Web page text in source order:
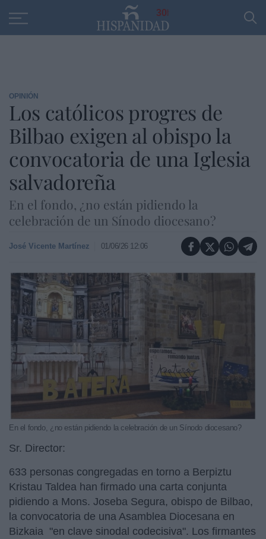
30
OPINIÓN
Los católicos progres de
Bilbao exigen al obispo la
convocatoria de una Iglesia
salvadoreña
En el fondo, ¿no están pidiendo la
celebración de un Sínodo diocesano?
José Vicente Martínez 01/06/26 12:06
En el fondo, ¿no están pidiendo la celebración de un Sínodo diocesano?
Sr. Director:
633 personas congregadas en torno a Berpiztu
Kristau Taldea han firmado una carta conjunta
pidiendo a Mons. Joseba Segura, obispo de Bilbao,
la convocatoria de una Asamblea Diocesana en
Bizkaia "en clave sinodal codecisiva". Los firmantes